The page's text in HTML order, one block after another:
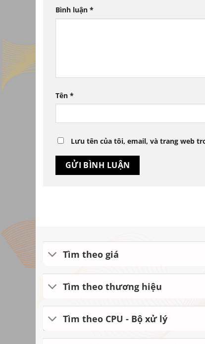
Bình luận *
Tên *
Lưu tên của tôi, email, và trang web
Tìm theo giá
Tìm theo thương hiệu
Tìm theo CPU - Bộ xử lý